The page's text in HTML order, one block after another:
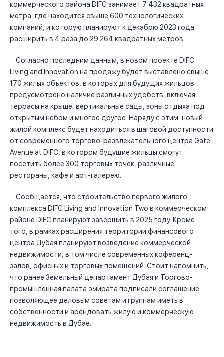
коммерческого района DIFC занимает 7 432 квадратных
метра, где находится свыше 600 технологических
компаний, и которую планируют к декабрю 2023 года
расширить в 4 раза до 29 264 квадратных метров.
Согласно последним данным, в новом проекте DIFC
Living and Innovation на продажу будет выставлено свыше
170 жилых объектов, в которых для будущих жильцов
предусмотрено наличие различных удобств, включая
террасы на крыше, вертикальные сады, зоны отдыха под
открытым небом и многое другое. Наряду с этим, новый
жилой комплекс будет находиться в шаговой доступности
от современного торгово-развлекательного центра Gate
Avenue at DIFC, в котором будущие жильцы смогут
посетить более 300 торговых точек, различные
рестораны, кафе и арт-галерею.
Сообщается, что строительство первого жилого
комплекса DIFC Living and Innovation Two в коммерческом
районе DIFC планируют завершить в 2025 году. Кроме
того, в рамках расширения территории финансового
центра Дубая планируют возведение коммерческой
недвижимости, в том числе современных коференц-
залов, офисных и торговых помещений. Стоит напомнить,
что ранее Земельный департамент Дубая и Торгово-
промышленная палата эмирата подписали соглашение,
позволяющее деловым советам и группам иметь в
собственности и арендовать жилую и коммерческую
недвижимость в Дубае.